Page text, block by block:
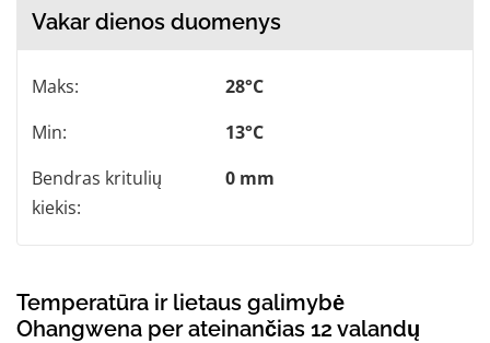
Vakar dienos duomenys
Maks:
28°C
Min:
13°C
Bendras kritulių
kiekis:
0 mm
Temperatūra ir lietaus galimybė
Ohangwena per ateinančias 12 valandų